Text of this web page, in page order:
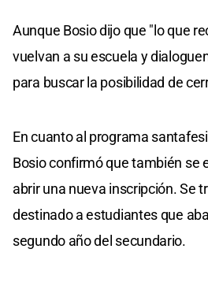
Aunque Bosio dijo que "lo que
vuelvan a su escuela y
para buscar la posibilidad de
En cuanto al programa
Bosio confirmó que también se
abrir una nueva inscripción. Se
destinado a estudiantes que
segundo año del secundario.